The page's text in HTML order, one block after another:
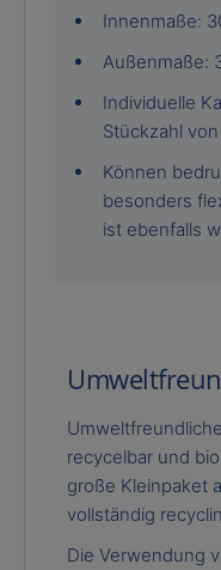
Innenmaße:
Außenmaße:
Individuelle
Stückzahl
Können
besonders
ist ebenfalls
recycelbar und
große Kleinpaket
vollständig
Die Verwendung